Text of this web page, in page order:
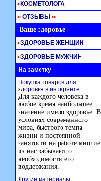
• КОСМЕТОЛОГА
•• ОТЗЫВЫ ••
Ваше здоровье
• ЗДОРОВЬЕ ЖЕНЩИН
• ЗДОРОВЬЕ МУЖЧИН
На заметку
Покупка товаров для
здоровья в интернете
Для каждого человека в
любое время наибольшее
значение имело здоровье. В
условиях современного
мира, быстрого темпа
жизни и постоянной
занятости на работе многие
из нас забывают о
необходимости его
поддержания.
Другие материалы